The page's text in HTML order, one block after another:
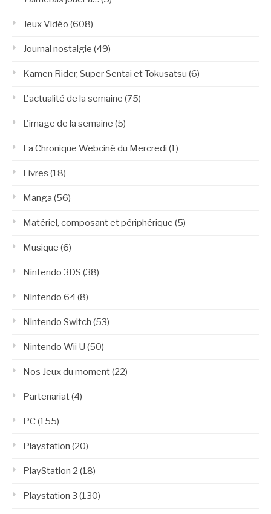
Jeux Vidéo (608)
Journal nostalgie (49)
Kamen Rider, Super Sentai et Tokusatsu (6)
L'actualité de la semaine (75)
L'image de la semaine (5)
La Chronique Webciné du Mercredi (1)
Livres (18)
Manga (56)
Matériel, composant et périphérique (5)
Musique (6)
Nintendo 3DS (38)
Nintendo 64 (8)
Nintendo Switch (53)
Nintendo Wii U (50)
Nos Jeux du moment(22)
Partenariat(4)
PC(155)
Playstation (20)
PlayStation 2 (18)
Playstation 3 (130)